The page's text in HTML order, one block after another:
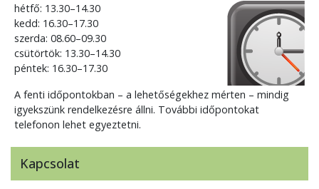
hétfő: 13.30–14.30
kedd: 16.30–17.30
szerda: 08.60–09.30
csütörtök: 13.30–14.30
péntek: 16.30–17.30
A fenti időpontokban – a lehetőségekhez mérten – mindig
igyekszünk rendelkezésre állni. További időpontokat
telefonon lehet egyeztetni.
Kapcsolat